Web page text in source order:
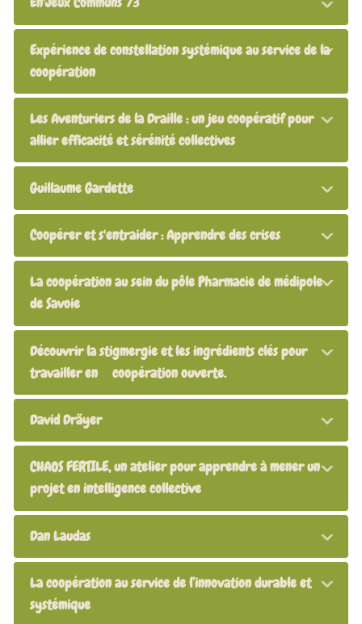
Expérience de constellation systémique au service de la
coopération
Les Aventuriers de la Draille : un jeu coopératif pour
allier efficacité et sérénité collectives
Guillaume Gardette
Coopérer et s'entraider : Apprendre des crises
La coopération au sein du pôle Pharmacie de médipole
de Savoie
Découvrir la stigmergie et les ingrédients clés pour
travailler en coopération ouverte.
David Dräyer
CHAOS FERTILE, un atelier pour apprendre à mener un
projet en intelligence collective
Dan Laudas
La coopération au service de l’innovation durable et
systémique